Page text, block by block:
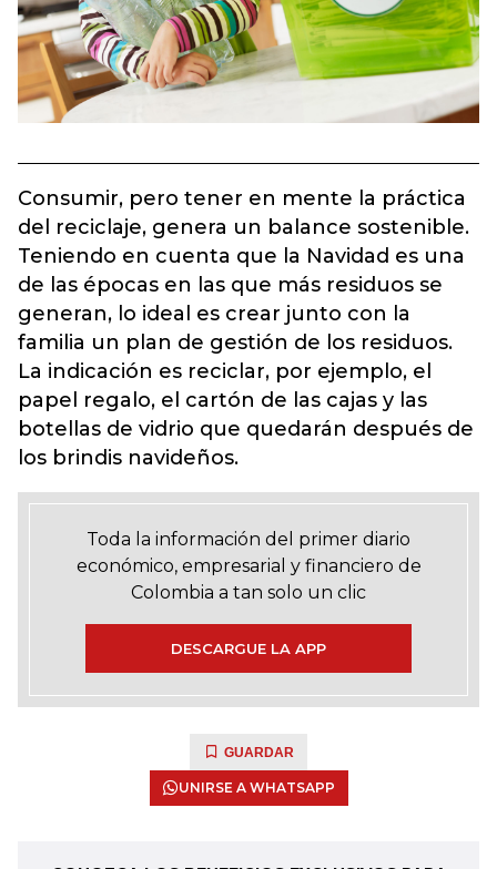
Consumir, pero tener en mente la práctica
del reciclaje, genera un balance sostenible.
Teniendo en cuenta que la Navidad es una
de las épocas en las que más residuos se
generan, lo ideal es crear junto con la
familia un plan de gestión de los residuos.
La indicación es reciclar, por ejemplo, el
papel regalo, el cartón de las cajas y las
botellas de vidrio que quedarán después de
los brindis navideños.
Toda la información del primer diario
económico, empresarial y financiero de
Colombia a tan solo un clic
DESCARGUE LA APP
GUARDAR
UNIRSE A WHATSAPP